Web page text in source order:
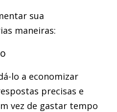
sua
maneiras:
lo a economizar
precisas e
vez de gastar tempo